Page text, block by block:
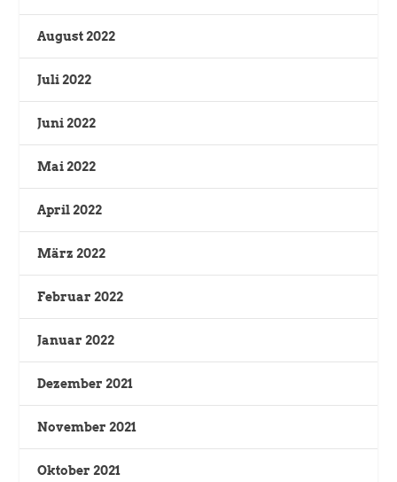
August 2022
Juli 2022
Juni 2022
Mai 2022
April 2022
März 2022
Februar 2022
Januar 2022
Dezember 2021
November 2021
Oktober 2021